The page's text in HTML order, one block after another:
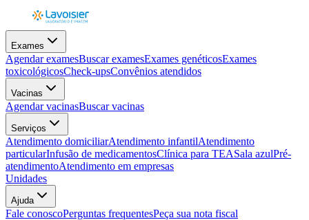
Exames
Agendar examesBuscar examesExames genéticosExames
toxicológicosCheck-upsConvênios atendidos
Vacinas
Agendar vacinasBuscar vacinas
Serviços
Atendimento domiciliarAtendimento infantilAtendimento
particularInfusão de medicamentosClínica para TEASala azulPré-
atendimentoAtendimento em empresas
Unidades
Ajuda
Fale conoscoPerguntas frequentesPeça sua nota fiscal